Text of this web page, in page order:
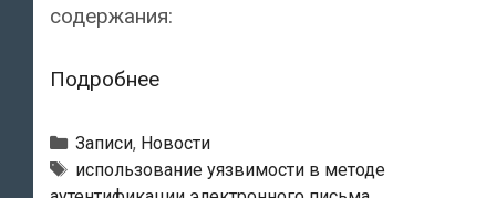
содержания:
ПодробнееДепартамент
и
погранохраны
Рубрики
Записи, Новости
Метки
использование уязвимости в методе